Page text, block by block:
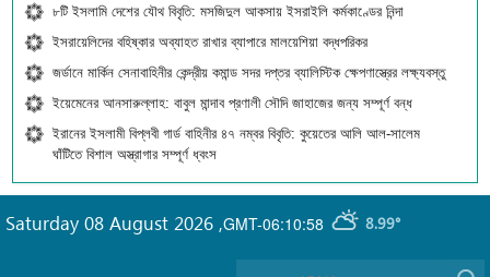
৮টি ইসলামি দেশের যৌথ বিবৃতি: মসজিদুল আকসায় ইসরাইলি কর্মকাণ্ডের নিন্দা
ইসরায়েলিদের বহিষ্কার অব্যাহত রাখার ব্যাপারে মালয়েশিয়া বদ্ধপরিকর
জর্ডানে মার্কিন সেনাবাহিনীর কেন্দ্রীয় কমান্ড সদর দপ্তর ব্যালিস্টিক ক্ষেপণাস্ত্রের লক্ষ্যবস্তু
ইয়েমেনের আনসারুল্লাহ: বাবুল মান্দাব প্রণালী সৌদি জাহাজের জন্য সম্পূর্ণ বন্ধ
ইরানের ইসলামী বিপ্লবী গার্ড বাহিনীর ৪৭ নম্বর বিবৃতি: কুয়েতের আলি আল-সালেম
ঘাঁটিতে বিশাল অস্ত্রাগার সম্পূর্ণ ধ্বংস
GMT-06:10:58 8.99°
Saturday 08 August 2026 ,